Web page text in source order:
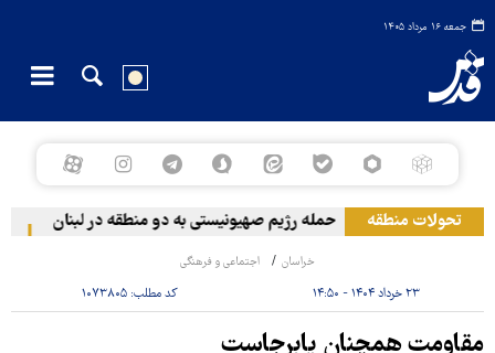
جمعه ۱۶ مرداد ۱۴۰۵
تحولات منطقه حمله رژیم صهیونیستی به دو منطقه در لبنان
خراسان اجتماعی و فرهنگی
۲۳ خرداد ۱۴۰۴ - ۱۴:۵۰ کد مطلب:۱۰۷۳۸۰۵